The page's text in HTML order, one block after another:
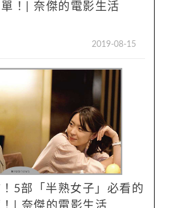
！| 奈傑的電影生活
2019-08-15
5部「半熟女子」必看的